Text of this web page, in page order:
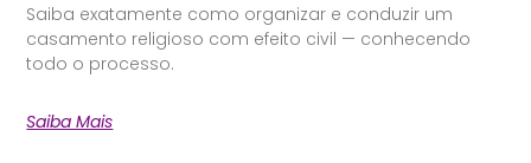
Saiba exatamente como organizar e conduzir um
casamento religioso com efeito civil — conhecendo
todo o processo.
Saiba Mais